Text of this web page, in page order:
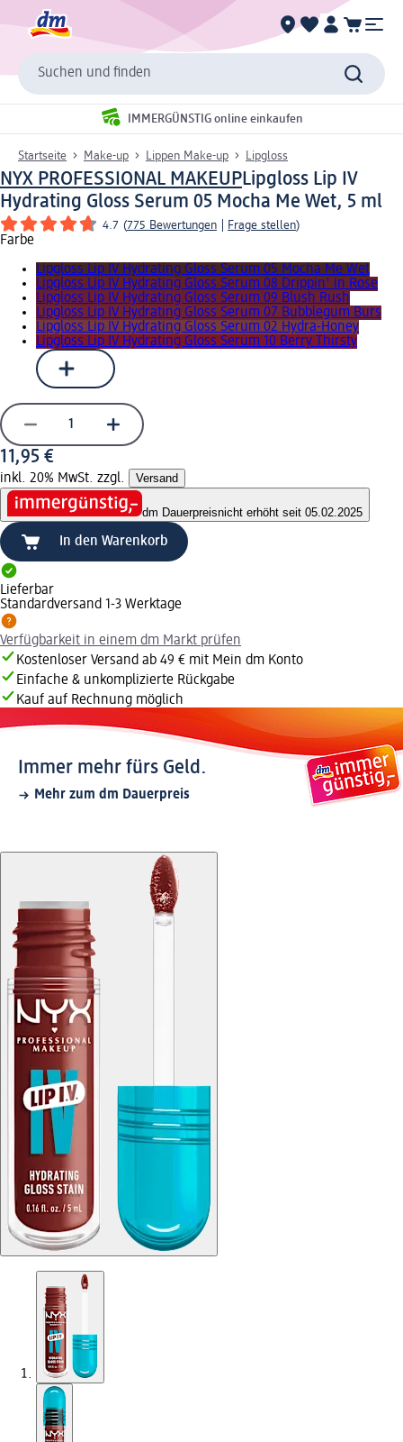
Suchen und finden
IMMERGÜNSTIG online einkaufen
Startseite Make-up Lippen Make-up Lipgloss
NYX PROFESSIONAL MAKEUPLipgloss Lip IV
Hydrating Gloss Serum 05 Mocha Me Wet, 5 ml
4.7 (775 Bewertungen Frage stellen)
Farbe
Lipgloss Lip IV Hydrating Gloss Serum 05 Mocha Me Wet
Lipgloss Lip IV Hydrating Gloss Serum 08 Drippin' in Rose
Lipgloss Lip IV Hydrating Gloss Serum 09 Blush Rush
Lipgloss Lip IV Hydrating Gloss Serum 07 Bubblegum Burs
Lipgloss Lip IV Hydrating Gloss Serum 02 Hydra-Honey
Lipgloss Lip IV Hydrating Gloss Serum 10 Berry Thirsty
11,95 €
inkl. 20% MwSt. zzgl. Versand
dm Dauerpreisnicht erhöht seit 05.02.2025
In den Warenkorb
Lieferbar
Standardversand 1-3 Werktage
Verfügbarkeit in einem dm Markt prüfen
Kostenloser Versand ab 49 € mit Mein dm Konto
Einfache & unkomplizierte Rückgabe
Kauf auf Rechnung möglich
Immer mehr fürs Geld.
Mehr zum dm Dauerpreis